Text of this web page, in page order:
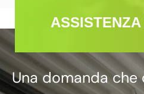
Una domanda